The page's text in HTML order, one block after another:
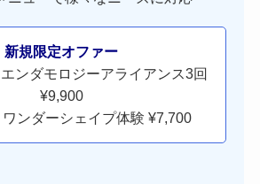
新規限定オファー
エンダモロジーアライアンス3回
¥9,900
ワンダーシェイプ体験 ¥7,700